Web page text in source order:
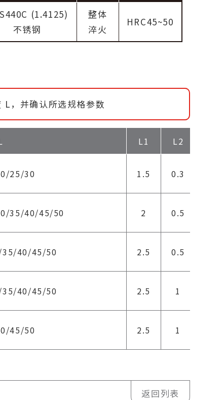
(1.4125)
不锈钢
整体
淬火
HRC45~50
，并确认所选规格参数
L1 L2
25/30 1.5 0.3
35/40/45/50 2 0.5
40/45/50 2.5 0.5
40/45/50 2.5 1
45/50 2.5 1
返回列表